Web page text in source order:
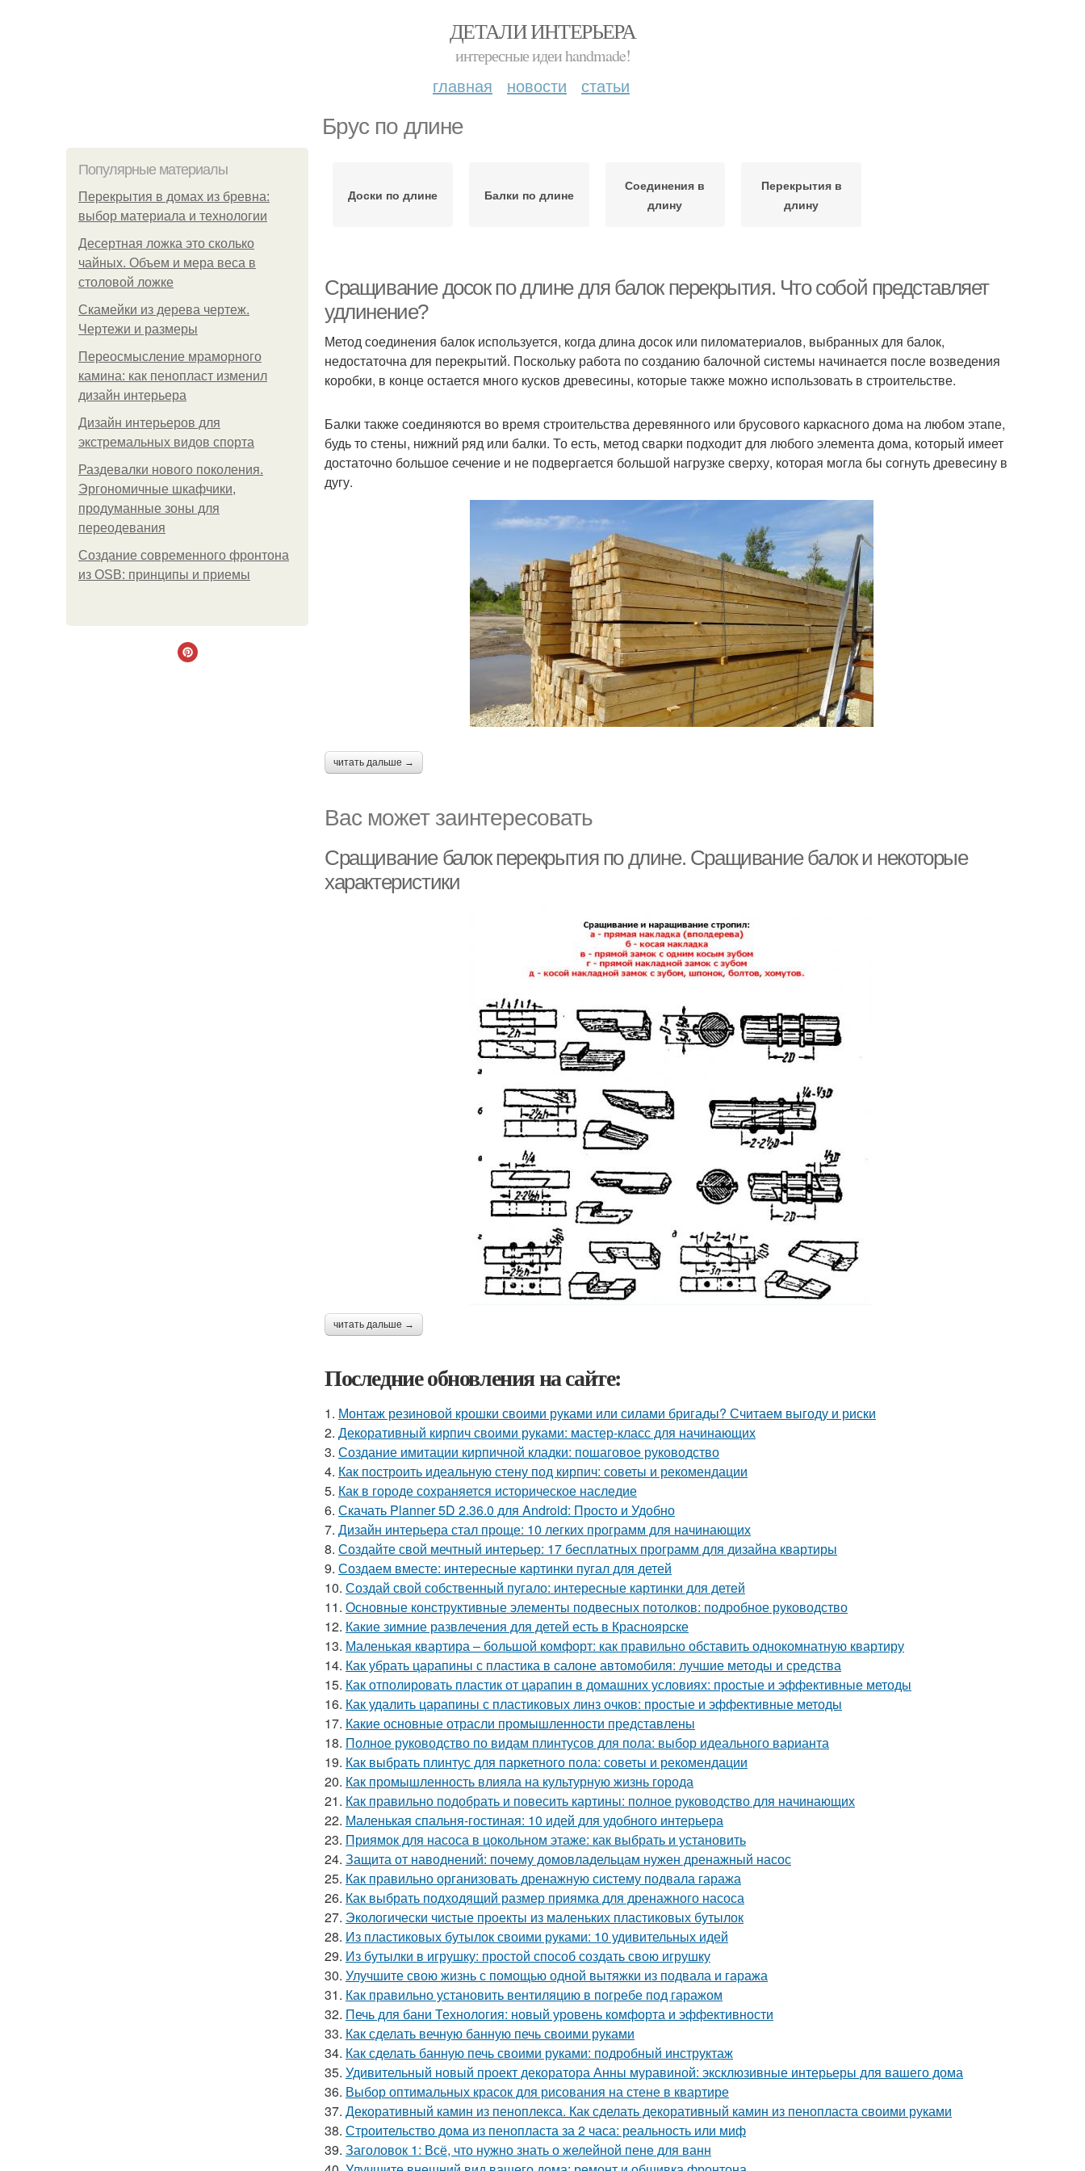
ДЕТАЛИ ИНТЕРЬЕРА
интересные идеи handmade!
главная новости статьи
Брус по длине
Популярные материалы
Перекрытия в домах из бревна:
выбор материала и технологии
Десертная ложка это сколько
чайных. Объем и мера веса в
столовой ложке
Скамейки из дерева чертеж.
Чертежи и размеры
Переосмысление мраморного
камина: как пенопласт изменил
дизайн интерьера
Дизайн интерьеров для
экстремальных видов спорта
Раздевалки нового поколения.
Эргономичные шкафчики,
продуманные зоны для
переодевания
Создание современного фронтона
из OSB: принципы и приемы
Доски по длине Балки по длине
Соединения в
длину
Перекрытия в
длину
Сращивание досок по длине для балок перекрытия. Что собой представляет
удлинение?
Метод соединения балок используется, когда длина досок или пиломатериалов, выбранных для балок,
недостаточна для перекрытий. Поскольку работа по созданию балочной системы начинается после возведения
коробки, в конце остается много кусков древесины, которые также можно использовать в строительстве.
Балки также соединяются во время строительства деревянного или брусового каркасного дома на любом этапе,
будь то стены, нижний ряд или балки. То есть, метод сварки подходит для любого элемента дома, который имеет
достаточно большое сечение и не подвергается большой нагрузке сверху, которая могла бы согнуть древесину в
дугу.
читать дальше →
Вас может заинтересовать
Сращивание балок перекрытия по длине. Сращивание балок и некоторые
характеристики
читать дальше →
Последние обновления на сайте:
1. Монтаж резиновой крошки своими руками или силами бригады? Считаем выгоду и риски
2. Декоративный кирпич своими руками: мастер-класс для начинающих
3. Создание имитации кирпичной кладки: пошаговое руководство
4. Как построить идеальную стену под кирпич: советы и рекомендации
5. Как в городе сохраняется историческое наследие
6. Скачать Planner 5D 2.36.0 для Android: Просто и Удобно
7. Дизайн интерьера стал проще: 10 легких программ для начинающих
8. Создайте свой мечтный интерьер: 17 бесплатных программ для дизайна квартиры
9. Создаем вместе: интересные картинки пугал для детей
10. Создай свой собственный пугало: интересные картинки для детей
11. Основные конструктивные элементы подвесных потолков: подробное руководство
12. Какие зимние развлечения для детей есть в Красноярске
13. Маленькая квартира – большой комфорт: как правильно обставить однокомнатную квартиру
14. Как убрать царапины с пластика в салоне автомобиля: лучшие методы и средства
15. Как отполировать пластик от царапин в домашних условиях: простые и эффективные методы
16. Как удалить царапины с пластиковых линз очков: простые и эффективные методы
17. Какие основные отрасли промышленности представлены
18. Полное руководство по видам плинтусов для пола: выбор идеального варианта
19. Как выбрать плинтус для паркетного пола: советы и рекомендации
20. Как промышленность влияла на культурную жизнь города
21. Как правильно подобрать и повесить картины: полное руководство для начинающих
22. Маленькая спальня-гостиная: 10 идей для удобного интерьера
23. Приямок для насоса в цокольном этаже: как выбрать и установить
24. Защита от наводнений: почему домовладельцам нужен дренажный насос
25. Как правильно организовать дренажную систему подвала гаража
26. Как выбрать подходящий размер приямка для дренажного насоса
27. Экологически чистые проекты из маленьких пластиковых бутылок
28. Из пластиковых бутылок своими руками: 10 удивительных идей
29. Из бутылки в игрушку: простой способ создать свою игрушку
30. Улучшите свою жизнь с помощью одной вытяжки из подвала и гаража
31. Как правильно установить вентиляцию в погребе под гаражом
32. Печь для бани Технология: новый уровень комфорта и эффективности
33. Как сделать вечную банную печь своими руками
34. Как сделать банную печь своими руками: подробный инструктаж
35. Удивительный новый проект декоратора Анны муравиной: эксклюзивные интерьеры для вашего дома
36. Выбор оптимальных красок для рисования на стене в квартире
37. Декоративный камин из пеноплекса. Как сделать декоративный камин из пенопласта своими руками
38. Строительство дома из пенопласта за 2 часа: реальность или миф
39. Заголовок 1: Всё, что нужно знать о желейной пенe для ванн